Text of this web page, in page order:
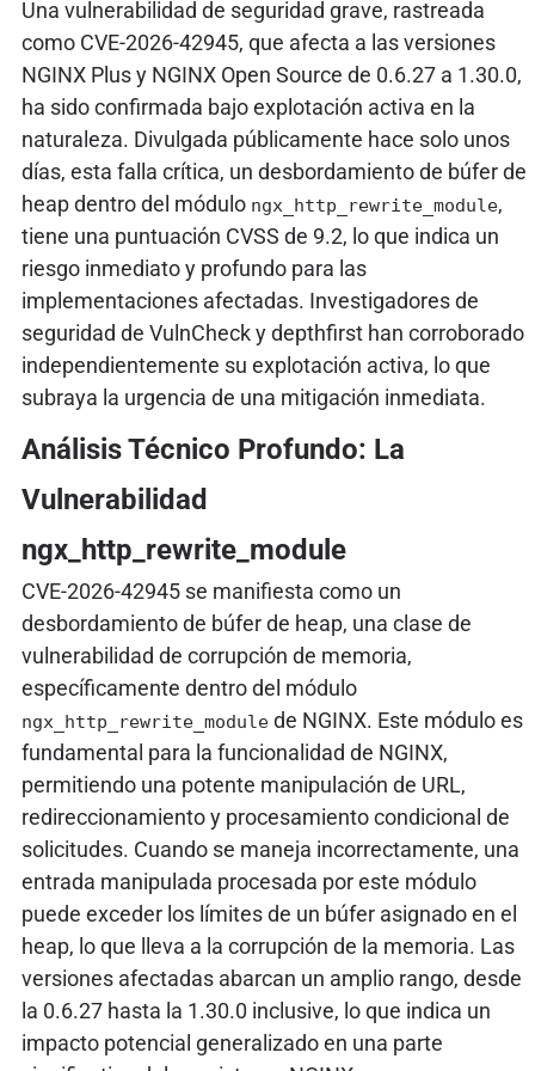
Una vulnerabilidad de seguridad grave, rastreada
como CVE-2026-42945, que afecta a las versiones
NGINX Plus y NGINX Open Source de 0.6.27 a 1.30.0,
ha sido confirmada bajo explotación activa en la
naturaleza. Divulgada públicamente hace solo unos
días, esta falla crítica, un desbordamiento de búfer de
heap dentro del módulo ngx_http_rewrite_module,
tiene una puntuación CVSS de 9.2, lo que indica un
riesgo inmediato y profundo para las
implementaciones afectadas. Investigadores de
seguridad de VulnCheck y depthfirst han corroborado
independientemente su explotación activa, lo que
subraya la urgencia de una mitigación inmediata.
Análisis Técnico Profundo: La
Vulnerabilidad
ngx_http_rewrite_module
CVE-2026-42945 se manifiesta como un
desbordamiento de búfer de heap, una clase de
vulnerabilidad de corrupción de memoria,
específicamente dentro del módulo
ngx_http_rewrite_modulede NGINX. Este módulo es
fundamental para la funcionalidad de NGINX,
permitiendo una potente manipulación de URL,
redireccionamiento y procesamiento condicional de
solicitudes. Cuando se maneja incorrectamente, una
entrada manipulada procesada por este módulo
puede exceder los límites de un búfer asignado en el
heap, lo que lleva a la corrupción de la memoria. Las
versiones afectadas abarcan un amplio rango, desde
la 0.6.27 hasta la 1.30.0 inclusive, lo que indica un
impacto potencial generalizado en una parte